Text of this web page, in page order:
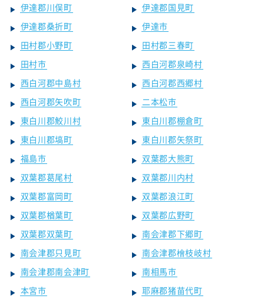
伊達郡川俣町
伊達郡国見町
伊達郡桑折町
伊達市
田村郡小野町
田村郡三春町
田村市
西白河郡泉崎村
西白河郡中島村
西白河郡西郷村
西白河郡矢吹町
二本松市
東白川郡鮫川村
東白川郡棚倉町
東白川郡塙町
東白川郡矢祭町
福島市
双葉郡大熊町
双葉郡葛尾村
双葉郡川内村
双葉郡富岡町
双葉郡浪江町
双葉郡楢葉町
双葉郡広野町
双葉郡双葉町
南会津郡下郷町
南会津郡只見町
南会津郡檜枝岐村
南会津郡南会津町
南相馬市
本宮市
耶麻郡猪苗代町